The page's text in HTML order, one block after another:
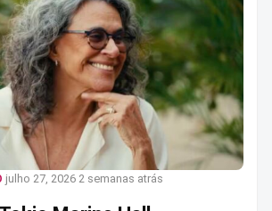
julho 27, 2026 2 semanas atrás